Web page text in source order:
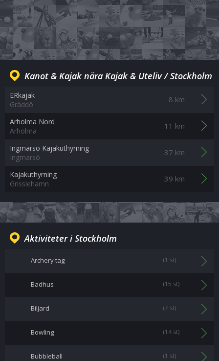
Kanot & Kajak nära Kajak & Uteliv / Stockholm
ERkajak
Gräddö
8 km
Arholma Nord
Arholma
11 km
Ingmarsö Kajakuthyrning
Ingmarsö
37 km
Kajakuthyrning
Grisslehamn
39 km
Aktiviteter i Stockholm
Archery tag (1 st)
Badhus (15 st)
Biljard (7 st)
Bowling (14 st)
Bubbleball (1 st)